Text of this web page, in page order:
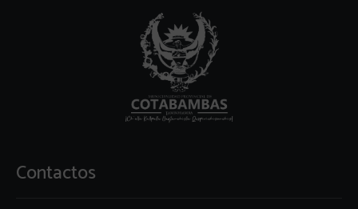
Contactos